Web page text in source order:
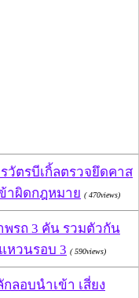
วัตรบีเกิ้ลตรวจยึดคาส
าผิดกฎหมาย ( 470views)
พรถ 3 คัน รวมตัวกัน
หวนรอบ 3 ( 590views)
ลอบนำเข้า เสี่ยง